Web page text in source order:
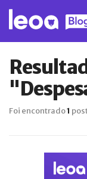
Foi encontrado1